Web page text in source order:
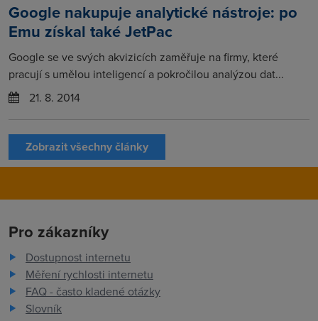
Google nakupuje analytické nástroje: po
Emu získal také JetPac
Google se ve svých akvizicích zaměřuje na firmy, které
pracují s umělou inteligencí a pokročilou analýzou dat...
21. 8. 2014
Zobrazit všechny články
Pro zákazníky
Dostupnost internetu
Měření rychlosti internetu
FAQ - často kladené otázky
Slovník